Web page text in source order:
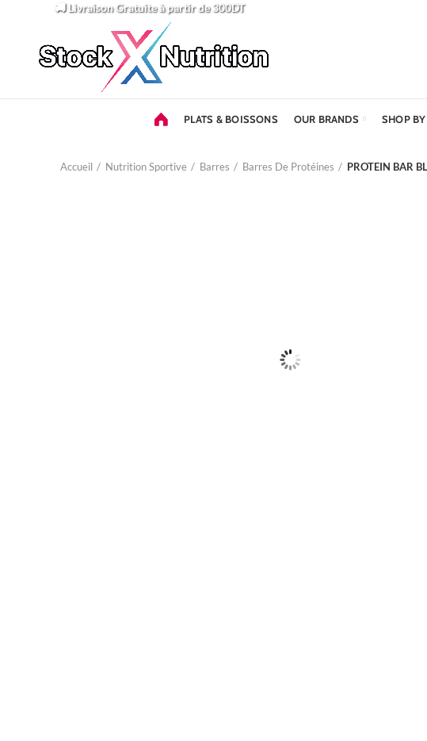
🚚 Livraison Gratuiteà partir de 300DT
PLATS & BOISSONS OUR BRANDS SHOP BY
Accueil Nutrition Sportive Barres Barres De Protéines PROTEIN BAR